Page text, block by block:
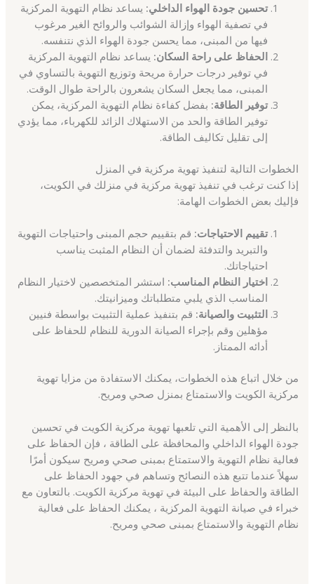
تحسين جودة الهواء الداخلي: يساعد نظام التهوية المركزية
في تصفية الهواء وإزالة الشوائب والروائح الغير مرغوب
فيها من المبنى، مما يحسن جودة الهواء الذي نتنفسه.
الحفاظ على راحة السكان: يساعد نظام التهوية المركزية
في توفير درجات حرارة مريحة وتوزيع التهوية بالتساوي في
المبنى، مما يجعل السكان يشعرون بالراحة طوال الوقت.
توفير الطاقة: بفضل كفاءة نظام التهوية المركزية، يمكن
توفير الطاقة والحد من الاستهلاك الزائد للكهرباء، مما يؤدي
إلى تقليل تكاليف الطاقة.
الخطوات التالية لتنفيذ تهوية مركزية في المنزل
إذا كنت ترغب في تنفيذ تهوية مركزية في منزلك في الكويت،
فإليك بعض الخطوات الهامة:
تقييم الاحتياجات: قم بتقييم حجم المبنى واحتياجات التهوية
والتبريد والتدفئة لضمان أن النظام المثبت يناسب
احتياجاتك.
اختيار النظام المناسب: استشر المتخصصين لاختيار النظام
المناسب الذي يلبي متطلباتك وميزانيتك.
التثبيت والصيانة: قم بتنفيذ عملية التثبيت بواسطة فنيين
مؤهلين وقم بإجراء الصيانة الدورية للنظام للحفاظ على
أدائه الممتاز.
من خلال اتباع هذه الخطوات، يمكنك الاستفادة من مزايا تهوية
مركزية الكويت والاستمتاع بمنزل صحي ومريح.
بالنظر إلى الأهمية التي تلعبها تهوية مركزية الكويت في تحسين
جودة الهواء الداخلي والمحافظة على الطاقة ، فإن الحفاظ على
فعالية نظام التهوية والاستمتاع بمبنى صحي ومريح سيكون أمرًا
سهلاً عندما تتبع هذه النصائح وتساهم في جهود الحفاظ على
الطاقة والحفاظ على البيئة في تهوية مركزية الكويت. بالتعاون مع
خبراء في صيانة التهوية المركزية ، يمكنك الحفاظ على فعالية
نظام التهوية والاستمتاع بمبنى صحي ومريح.